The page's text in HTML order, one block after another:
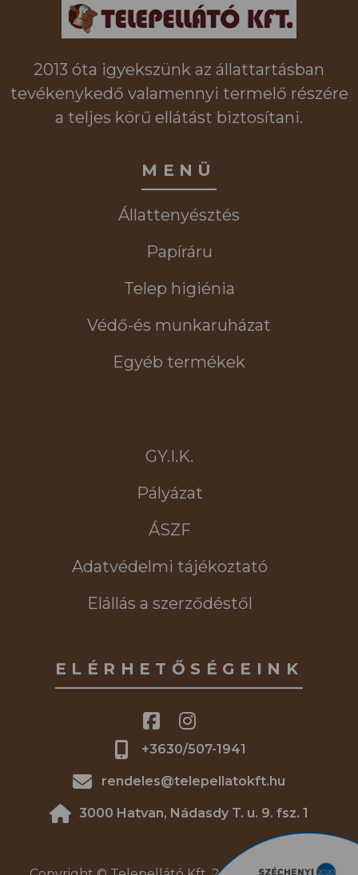
2013 óta igyekszünk az állattartásban
tevékenykedő valamennyi termelő részére
a teljes körű ellátást biztosítani.
MENÜ
Állattenyésztés
Papíráru
Telep higiénia
Védő-és munkaruházat
Egyéb termékek
GY.I.K.
Pályázat
ÁSZF
Adatvédelmi tájékoztató
Elállás a szerződéstől
ELÉRHETŐSÉGEINK
+3630/507-1941
rendeles@telepellatokft.hu
3000 Hatvan, Nádasdy T. u. 9. fsz. 1